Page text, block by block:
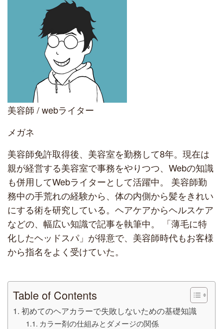
美容師 / webライター
メガネ
美容師免許取得後、美容室を勤務して8年。現在は
親が経営する美容室で事務をやりつつ、Webの知識
も併用してWebライターとして活躍中。 美容師勤
務中の手荒れの経験から、体の内側から髪をきれい
にする術を研究している。ヘアケアからヘルスケア
などの、幅広い知識で記事を執筆中。 「薄毛に特
化したヘッドスパ」が得意で、美容師時代もお客様
から指名をよく受けていた。
Table of Contents
初めてのヘアカラーで失敗しないための基礎知識
カラー剤の仕組みとダメージの関係